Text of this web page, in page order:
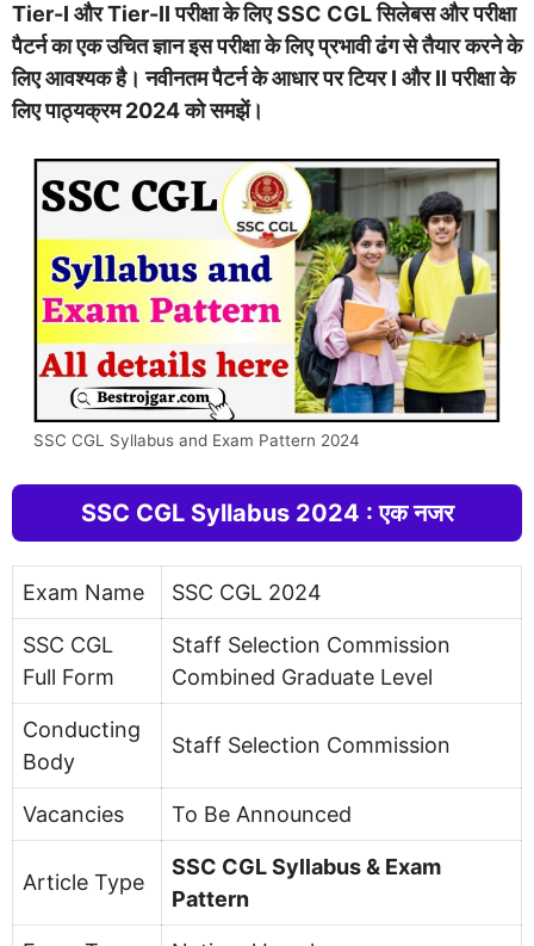
Tier-I और Tier-II परीक्षा के लिए SSC CGL सिलेबस और परीक्षा
पैटर्न का एक उचित ज्ञान इस परीक्षा के लिए प्रभावी ढंग से तैयार करने के
लिए आवश्यक है। नवीनतम पैटर्न के आधार पर टियर I और II परीक्षा के
लिए पाठ्यक्रम 2024 को समझें।
SSC CGL Syllabus and Exam Pattern 2024
SSC CGL Syllabus 2024 : एक नजर
Exam Name SSC CGL 2024
SSC CGL
Full Form
Staff Selection Commission
Combined Graduate Level
Conducting
Body
Staff Selection Commission
Vacancies To Be Announced
Article Type
SSC CGL Syllabus & Exam
Pattern